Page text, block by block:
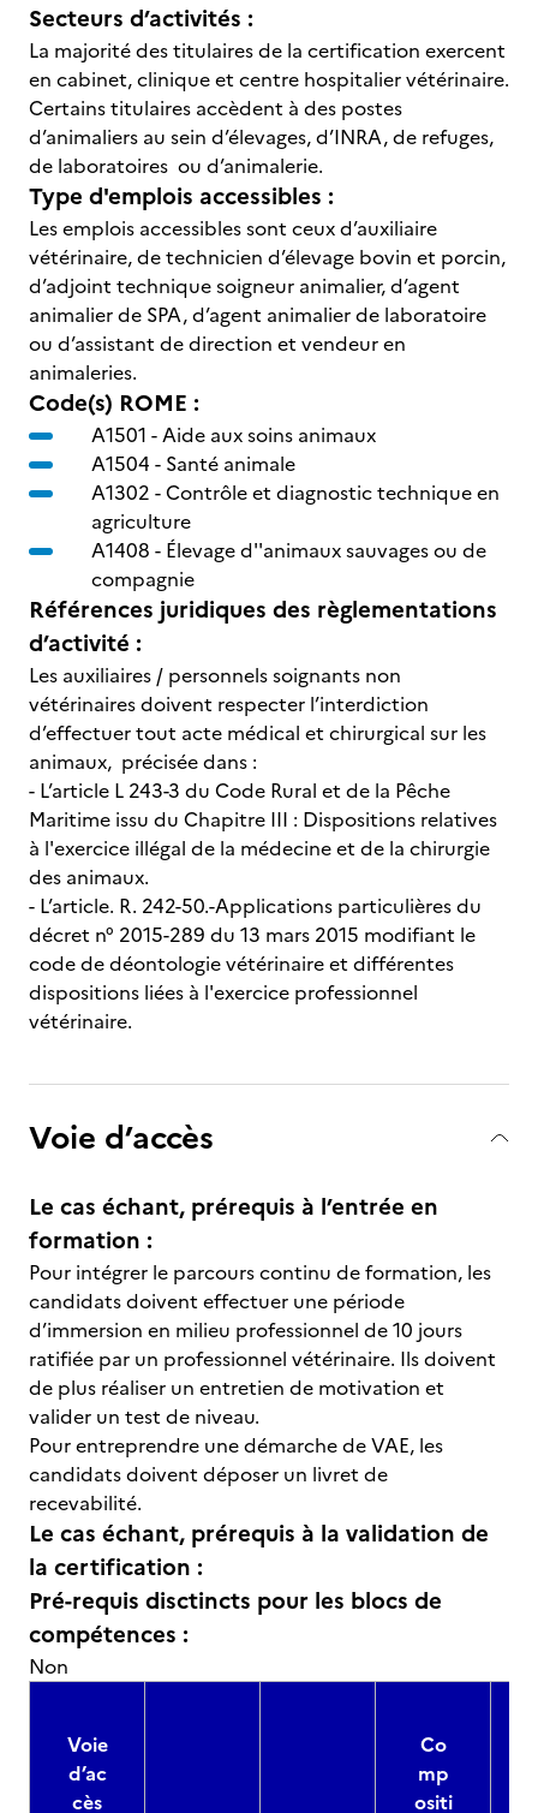
Secteurs d’activités :
La majorité des titulaires de la certification exercent
en cabinet, clinique et centre hospitalier vétérinaire.
Certains titulaires accèdent à des postes
d’animaliers au sein d’élevages, d’INRA, de refuges,
de laboratoires ou d’animalerie.
Type d'emplois accessibles :
Les emplois accessibles sont ceux d’auxiliaire
vétérinaire, de technicien d’élevage bovin et porcin,
d’adjoint technique soigneur animalier, d’agent
animalier de SPA, d’agent animalier de laboratoire
ou d’assistant de direction et vendeur en
animaleries.
Code(s) ROME :
A1501 -Aide aux soins animaux
A1504 - Santé animale
A1302 -Contrôle et diagnostic technique en
agriculture
A1408 - Élevage d''animaux sauvages ou de
compagnie
Références juridiques des règlementations
d’activité :
Les auxiliaires / personnels soignants non
vétérinaires doivent respecter l’interdiction
d’effectuer tout acte médical et chirurgical sur les
animaux, précisée dans :
- L’article L 243-3 du Code Rural et de la Pêche
Maritime issu du Chapitre III : Dispositions relatives
à l'exercice illégal de la médecine et de la chirurgie
des animaux.
- L’article. R. 242-50.-Applications particulières du
décret n° 2015-289 du 13 mars 2015 modifiant le
code de déontologie vétérinaire et différentes
dispositions liées à l'exercice professionnel
vétérinaire.
Voie d’accès
Le cas échant, prérequis à l’entrée en
formation :
Pour intégrer le parcours continu de formation, les
candidats doivent effectuer une période
d’immersion en milieu professionnel de 10 jours
ratifiée par un professionnel vétérinaire. Ils doivent
de plus réaliser un entretien de motivation et
valider un test de niveau.
Pour entreprendre une démarche de VAE, les
candidats doivent déposer un livret de
recevabilité.
Le cas échant, prérequis à la validation de
la certification :
Pré-requis disctincts pour les blocs de
compétences :
Non
Voie
d’ac
cès
Co
mp
ositi